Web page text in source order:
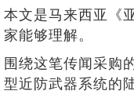
本文是马来西亚《
家能够理解。
围绕这笔传闻采购
型近防武器系统的